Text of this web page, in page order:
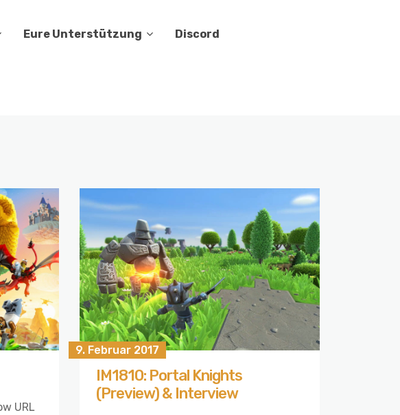
Eure Unterstützung Discord
URL
9. Februar 2017
IM1810: Portal Knights
(Preview) & Interview